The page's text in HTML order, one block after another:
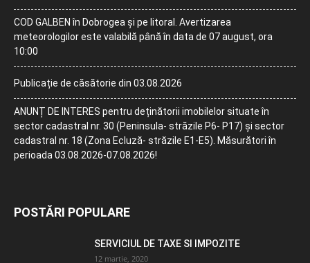
COD GALBEN în Dobrogea și pe litoral. Avertizarea
meteorologilor este valabilă până în data de 07 august, ora
10:00
Publicație de căsătorie din 03.08.2026
ANUNȚ DE INTERES pentru deținătorii imobilelor situate în
sector cadastral nr. 30 (Peninsula- străzile P6- P17) și sector
cadastral nr. 18 (Zona Ecluză- străzile E1-E5). Măsurători în
perioada 03.08.2026-07.08.2026!
POSTĂRI POPULARE
SERVICIUL DE TAXE SI IMPOZITE
12 martie, 2020